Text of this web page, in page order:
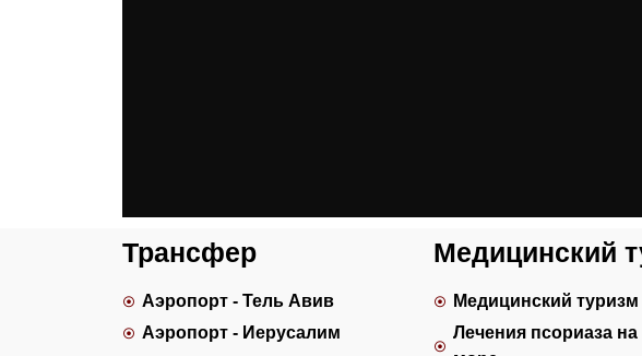
Трансфер
Аэропорт - Тель Авив
Аэропорт - Иерусалим
Медицинский
Медицинский
Лечения псориаза